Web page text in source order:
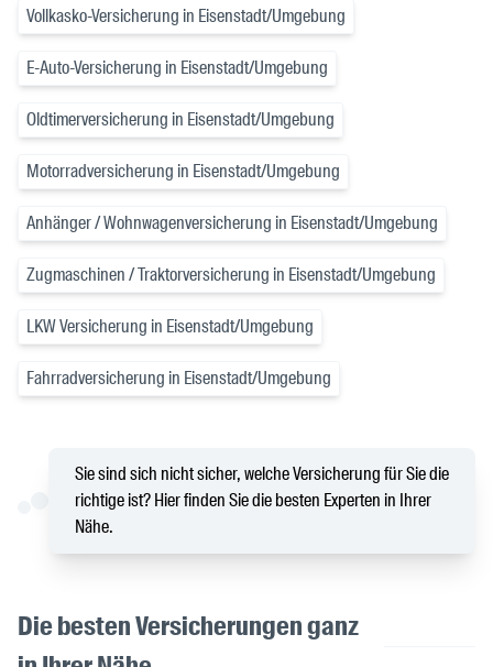
Vollkasko-Versicherung in Eisenstadt/Umgebung
E-Auto-Versicherung in Eisenstadt/Umgebung
Oldtimerversicherung in Eisenstadt/Umgebung
Motorradversicherung in Eisenstadt/Umgebung
Anhänger / Wohnwagenversicherung in Eisenstadt/Umgebung
Zugmaschinen / Traktorversicherung in Eisenstadt/Umgebung
LKW Versicherung in Eisenstadt/Umgebung
Fahrradversicherung in Eisenstadt/Umgebung
Sie sind sich nicht sicher, welche Versicherung für Sie die
richtige ist? Hier finden Sie die besten Experten in Ihrer
Nähe.
Die besten Versicherungen ganz